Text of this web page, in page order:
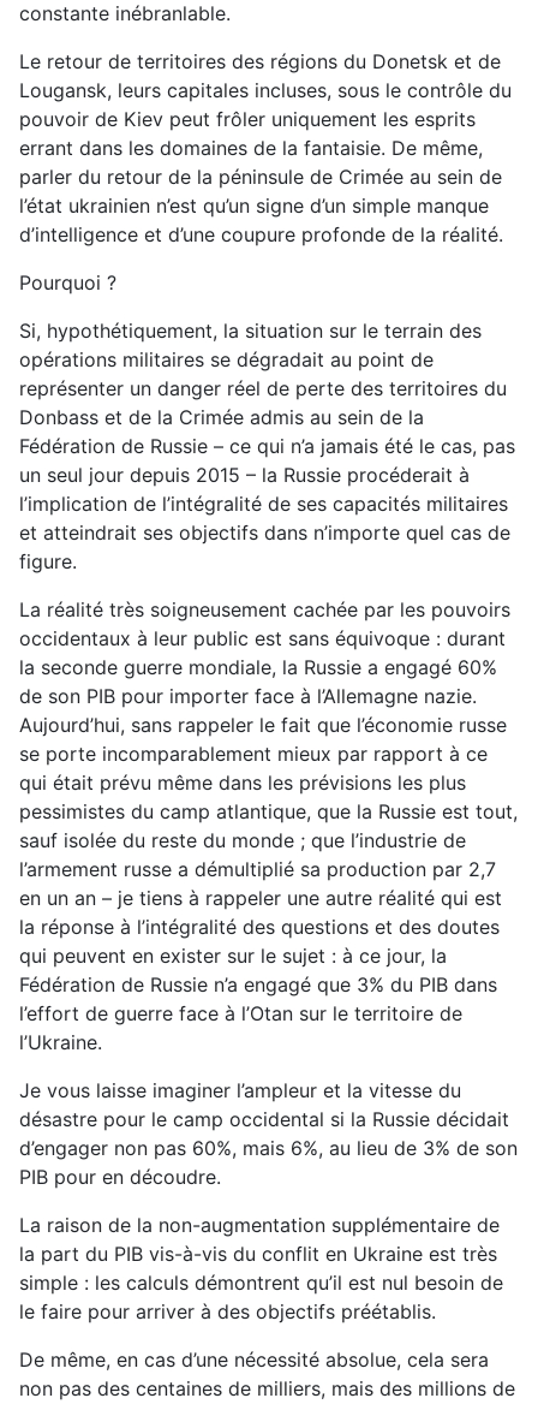
constante inébranlable.
Le retour de territoires des régions du Donetsk et de
Lougansk, leurs capitales incluses, sous le contrôle du
pouvoir de Kiev peut frôler uniquement les esprits
errant dans les domaines de la fantaisie. De même,
parler du retour de la péninsule de Crimée au sein de
l’état ukrainien n’est qu’un signe d’un simple manque
d’intelligence et d’une coupure profonde de la réalité.
Pourquoi ?
Si, hypothétiquement, la situation sur le terrain des
opérations militaires se dégradait au point de
représenter un danger réel de perte des territoires du
Donbass et de la Crimée admis au sein de la
Fédération de Russie – ce qui n’a jamais été le cas, pas
un seul jour depuis 2015 – la Russie procéderait à
l’implication de l’intégralité de ses capacités militaires
et atteindrait ses objectifs dans n’importe quel cas de
figure.
La réalité très soigneusement cachée par les pouvoirs
occidentaux à leur public est sans équivoque : durant
la seconde guerre mondiale, la Russie a engagé 60%
de son PIB pour importer face à l’Allemagne nazie.
Aujourd’hui, sans rappeler le fait que l’économie russe
se porte incomparablement mieux par rapport à ce
qui était prévu même dans les prévisions les plus
pessimistes du camp atlantique, que la Russie est tout,
sauf isolée du reste du monde ; que l’industrie de
l’armement russe a démultiplié sa production par 2,7
en un an – je tiens à rappeler une autre réalité qui est
la réponse à l’intégralité des questions et des doutes
qui peuvent en exister sur le sujet : à ce jour, la
Fédération de Russie n’a engagé que 3% du PIB dans
l’effort de guerre face à l’Otan sur le territoire de
l’Ukraine.
Je vous laisse imaginer l’ampleur et la vitesse du
désastre pour le camp occidental si la Russie décidait
d’engager non pas 60%, mais 6%, au lieu de 3% de son
PIB pour en découdre.
La raison de la non-augmentation supplémentaire de
la part du PIB vis-à-vis du conflit en Ukraine est très
simple : les calculs démontrent qu’il est nul besoin de
le faire pour arriver à des objectifs préétablis.
De même, en cas d’une nécessité absolue, cela sera
non pas des centaines de milliers, mais des millions de